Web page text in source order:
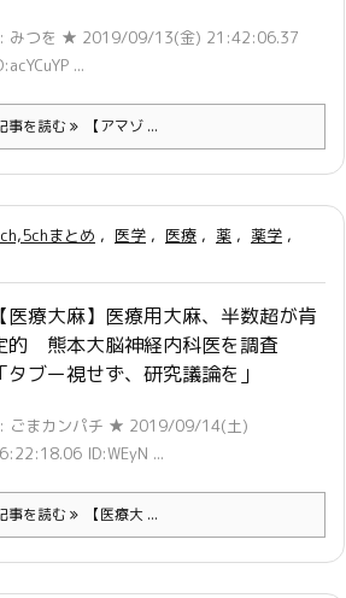
みつを ★ 2019/09/13(金) 21:42:06.37
...
事を読む 【アマゾ ...
まとめ , 医学 , 医療 , 薬 , 薬学 ,
【医療大麻】医療用大麻、半数超が肯
的 熊本大脳神経内科医を調査
「タブー視せず、研究議論を」
ごまカンパチ ★ 2019/09/14(土)
ID:WEyN ...
事を読む 【医療大 ...